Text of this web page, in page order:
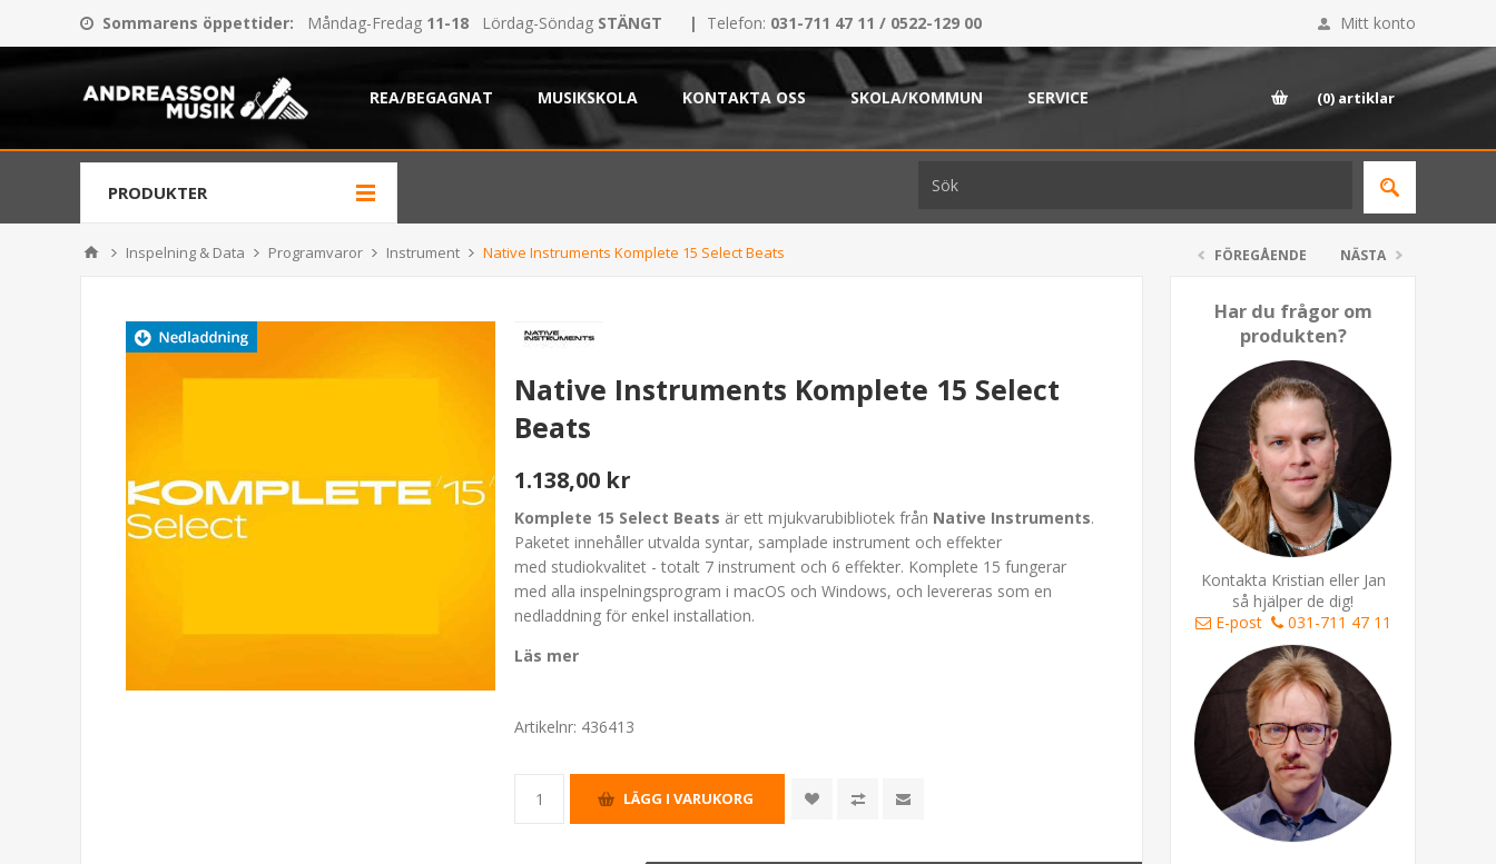
Sommarens öppettider: Måndag-Fredag 11-18 Lördag-Söndag STÄNGT | Telefon: 031-711 47 11 / 0522-129 00 Mitt konto
REA/BEGAGNAT MUSIKSKOLA KONTAKTA OSS SKOLA/KOMMUN SERVICE (0) artiklar
PRODUKTER
Inspelning & Data Programvaror Instrument Native Instruments Komplete 15 Select Beats FÖREGÅENDE NÄSTA
Har du frågor om
produkten?
Kontakta Kristian eller Jan
så hjälper de dig!
E-post
031-711 47 11
Native Instruments Komplete 15 Select
Beats
1.138,00 kr
Komplete 15 Select Beats är ett mjukvarubibliotek från Native Instruments.
Paketet innehåller utvalda syntar, samplade instrument och effekter
med studiokvalitet - totalt 7 instrument och 6 effekter. Komplete 15 fungerar
med alla inspelningsprogram i macOS och Windows, och levereras som en
nedladdning för enkel installation.
Läs mer
Artikelnr: 436413